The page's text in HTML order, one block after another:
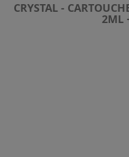
CRYSTAL -
2ML